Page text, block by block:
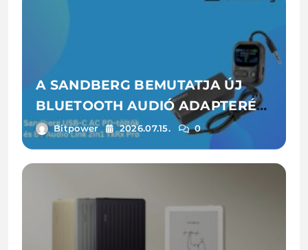
A SANDBERG BEMUTATJA ÚJ
BLUETOOTH AUDIÓ ADAPTERÉT
ÉS LAPTOPTÖLTŐIT
Bitpower 2026.07.15. 0